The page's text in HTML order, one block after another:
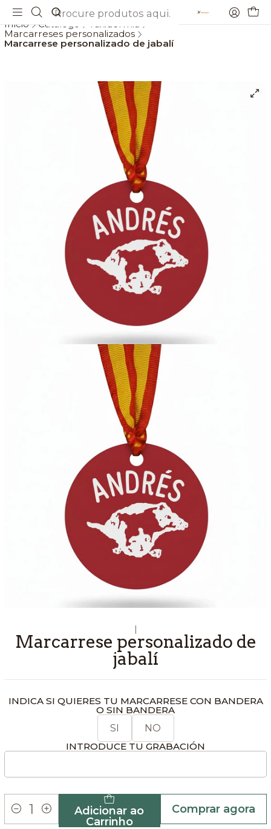
Início Catálogo
Marcarreses personalizados
Marcarrese personalizado de jabalí
|
Marcarrese personalizado de
jabalí
INDICA SI QUIERES TU MARCARRESE CON BANDERA
O SIN BANDERA
SI NO
INTRODUCE TU GRABACIÓN
Quantidade
Adicionar ao
Carrinho
Comprar agora